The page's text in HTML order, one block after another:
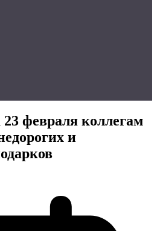
февраля коллегам
и